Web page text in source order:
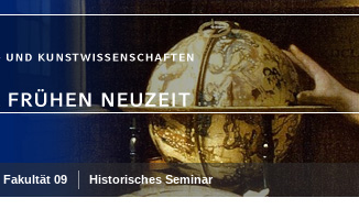
Fakultät 09 Historisches Seminar